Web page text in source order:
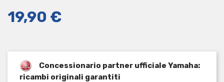
19,90 €
Concessionario partner ufficiale Yamaha:
ricambi originali garantiti